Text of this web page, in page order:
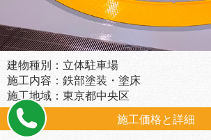
建物種別：立体駐車場
施工内容：鉄部塗装・塗床
施工地域：東京都中央区
施工価格と詳細